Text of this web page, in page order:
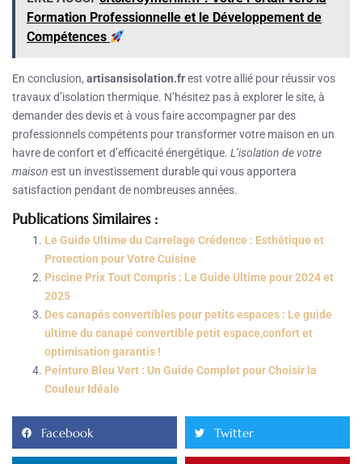
Formation Professionnelle et le Développement de
Compétences
En conclusion, artisansisolation.frest votre allié pour réussir vos
travaux d’isolation thermique. N’hésitez pas à explorer le site, à
demander des devis et à vous faire accompagner par des
professionnels compétents pour transformer votre maison en un
havre de confort et d’efficacité énergétique. L’isolation de votre
maison est un investissement durable qui vous apportera
satisfaction pendant de nombreuses années.
Publications Similaires :
Le Guide Ultime du Carrelage Crédence : Esthétique et
Protection pour Votre Cuisine
Piscine Prix Tout Compris : Le Guide Ultime pour 2024 et
2025
Des canapés convertibles pour petits espaces : Le guide
ultime du canapé convertible petit espace,confort et
optimisation garantis !
Peinture Bleu Vert : Un Guide Complet pour Choisir la
Couleur Idéale
Facebook Twitter